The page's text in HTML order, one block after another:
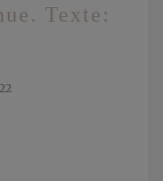
Texte: